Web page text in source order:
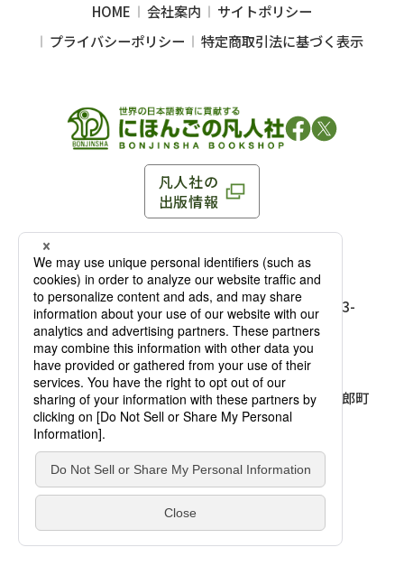
凡人社の本を見る
凡人社が出版した本を見る
凡人社の
出版情報
〒102-0093 東京都千代田区平河町 1-3-13 8F
TEL：03-3263-3959／FAX：03-3263-3116
麹町店
〒102-0093 東京都千代田区平河町1-3-
13 8F［アクセス］
TEL：03-3239-8673／FAX：03-3263-
3116
大阪店
〒541-0056 大阪府大阪市中央区久太郎町
4-2-10
大西ビルディング 1階［
TEL：06-4256-2684／FAX：03-6733-
7887
HOME 会社案内
サイトポリシー
プライバシーポリシー
特定商取引法に基づく表示
© Bonjinsha Co., LTD. All Rights Reserved.